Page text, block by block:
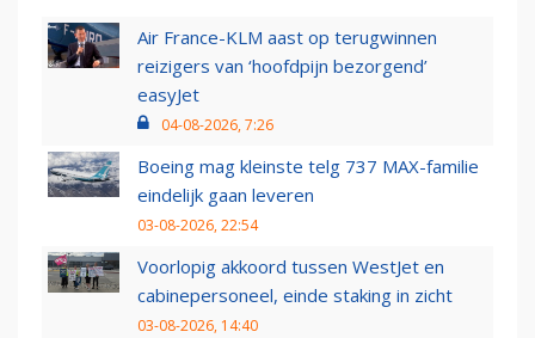
Air France-KLM aast op terugwinnen
reizigers van ‘hoofdpijn bezorgend’
easyJet
04-08-2026, 7:26
Boeing mag kleinste telg 737 MAX-familie
eindelijk gaan leveren
03-08-2026, 22:54
Voorlopig akkoord tussen WestJet en
cabinepersoneel, einde staking in zicht
03-08-2026, 14:40